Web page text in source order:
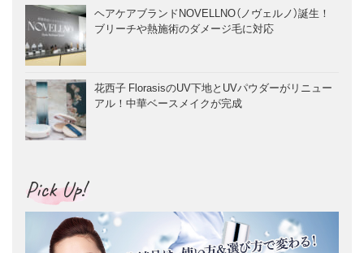
ヘアケアブランドNOVELLNO（ノヴェルノ）誕生！
ブリーチや熱施術のダメージ毛に対応
花西子 FlorasisのUV下地とUVパウダーがリニュー
アル！中華ベースメイクが完成
Pick Up!